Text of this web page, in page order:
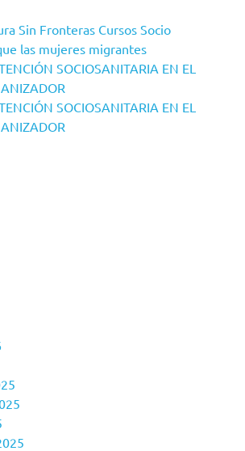
Sin Fronteras Cursos Socio
las mujeres migrantes
SOCIOSANITARIA EN EL
SOCIOSANITARIA EN EL